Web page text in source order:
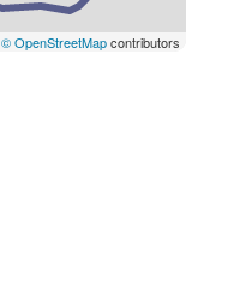
© OpenStreetMapcontributors